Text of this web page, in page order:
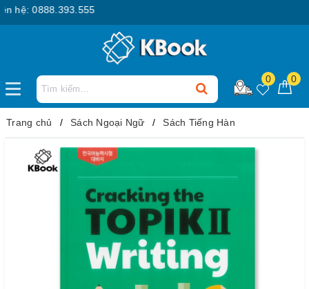
0888.393.555
0 0
Trang chủ Sách Ngoại Ngữ Sách Tiếng Hàn